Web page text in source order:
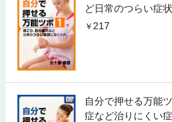
ど日常のつらい症
217
自分で押せる万能
症など治りにくい